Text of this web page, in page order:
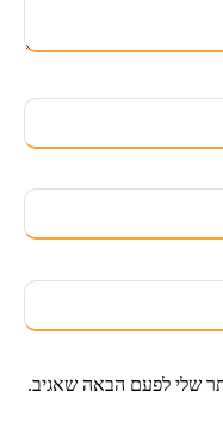
שלי לפעם הבאה שאגיב.